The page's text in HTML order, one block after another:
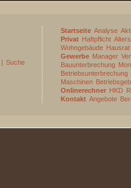
| Suche
Startseite Analyse
Privat Haftpflicht
Wohngebäude Hausrat
Gewerbe Manager
Bauunterbrechung
Betriebsunterbrechung
Maschinen
Onlinerechner HKD
Kontakt Angebote